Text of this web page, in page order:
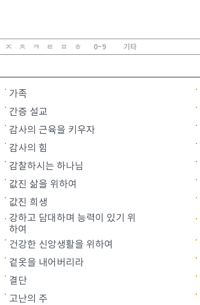
ㅈ ㅊ ㅋ ㅌ ㅍ ㅎ 0~9 기타
가족
간증 설교
감사의 근육을 키우자
감사의 힘
감찰하시는 하나님
값진 삶을 위하여
값진 희생
강하고 담대하며 능력이 있기 위
하여
건강한 신앙생활을 위하여
겉옷을 내어버리라
결단
고난의 주